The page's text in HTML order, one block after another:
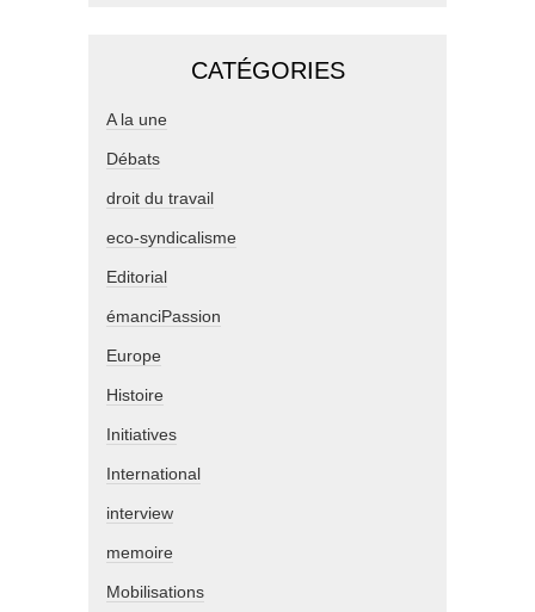
CATÉGORIES
A la une
Débats
droit du travail
eco-syndicalisme
Editorial
émanciPassion
Europe
Histoire
Initiatives
International
interview
memoire
Mobilisations